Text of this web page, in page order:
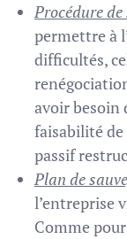
Procédure
permettre à
difficultés,
avoir besoin
faisabilité
passif
Plan de
l’entreprise
Comme